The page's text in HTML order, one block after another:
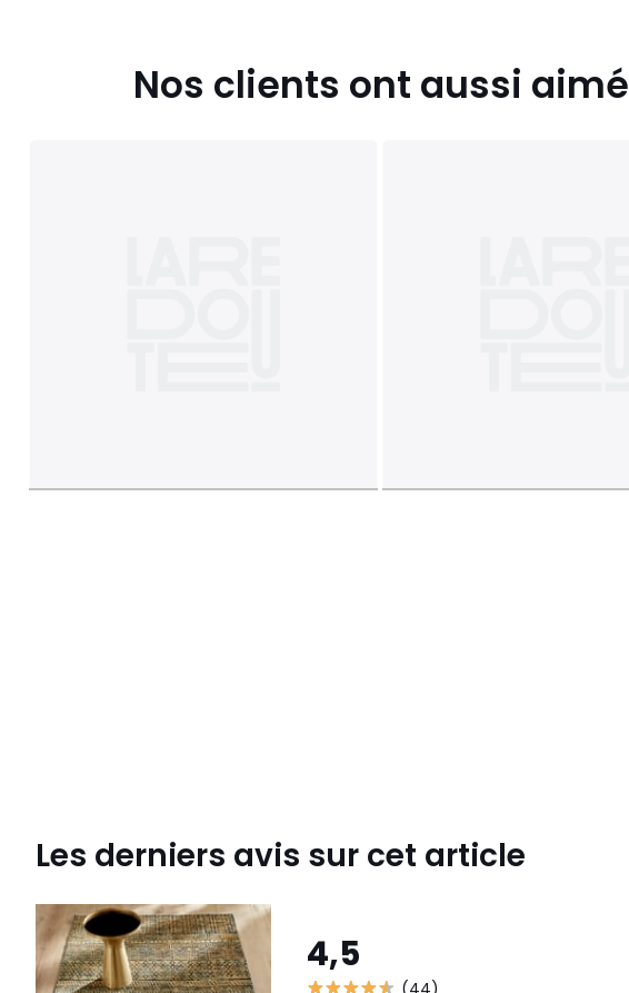
Nos clients ont aussi aimé
Les derniers avis sur cet article
4,5